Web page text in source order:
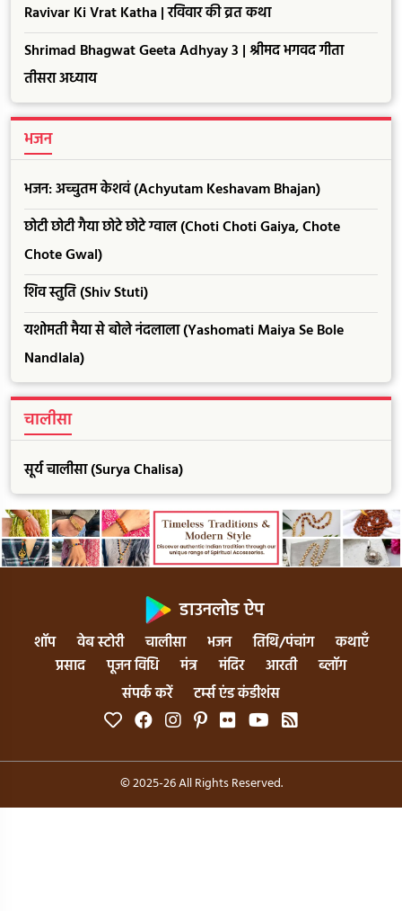
Ravivar Ki Vrat Katha | रविवार की व्रत कथा
Shrimad Bhagwat Geeta Adhyay 3 | श्रीमद भगवद गीता
तीसरा अध्याय
भजन
भजन: अच्चुतम केशवं (Achyutam Keshavam Bhajan)
छोटी छोटी गैया छोटे छोटे ग्वाल (Choti Choti Gaiya, Chote
Chote Gwal)
शिव स्तुति (Shiv Stuti)
यशोमती मैया से बोले नंदलाला (Yashomati Maiya Se Bole
Nandlala)
चालीसा
सूर्य चालीसा (Surya Chalisa)
डाउनलोड ऐप
शॉप वेब स्टोरी चालीसा भजन तिथि/पंचांग
कथाएँ
प्रसाद
पूजन विधि मंत्र मंदिर आरती
ब्लॉग
संपर्क करें
टर्म्स एंड कंडीशंस
© 2025-26 All Rights Reserved.